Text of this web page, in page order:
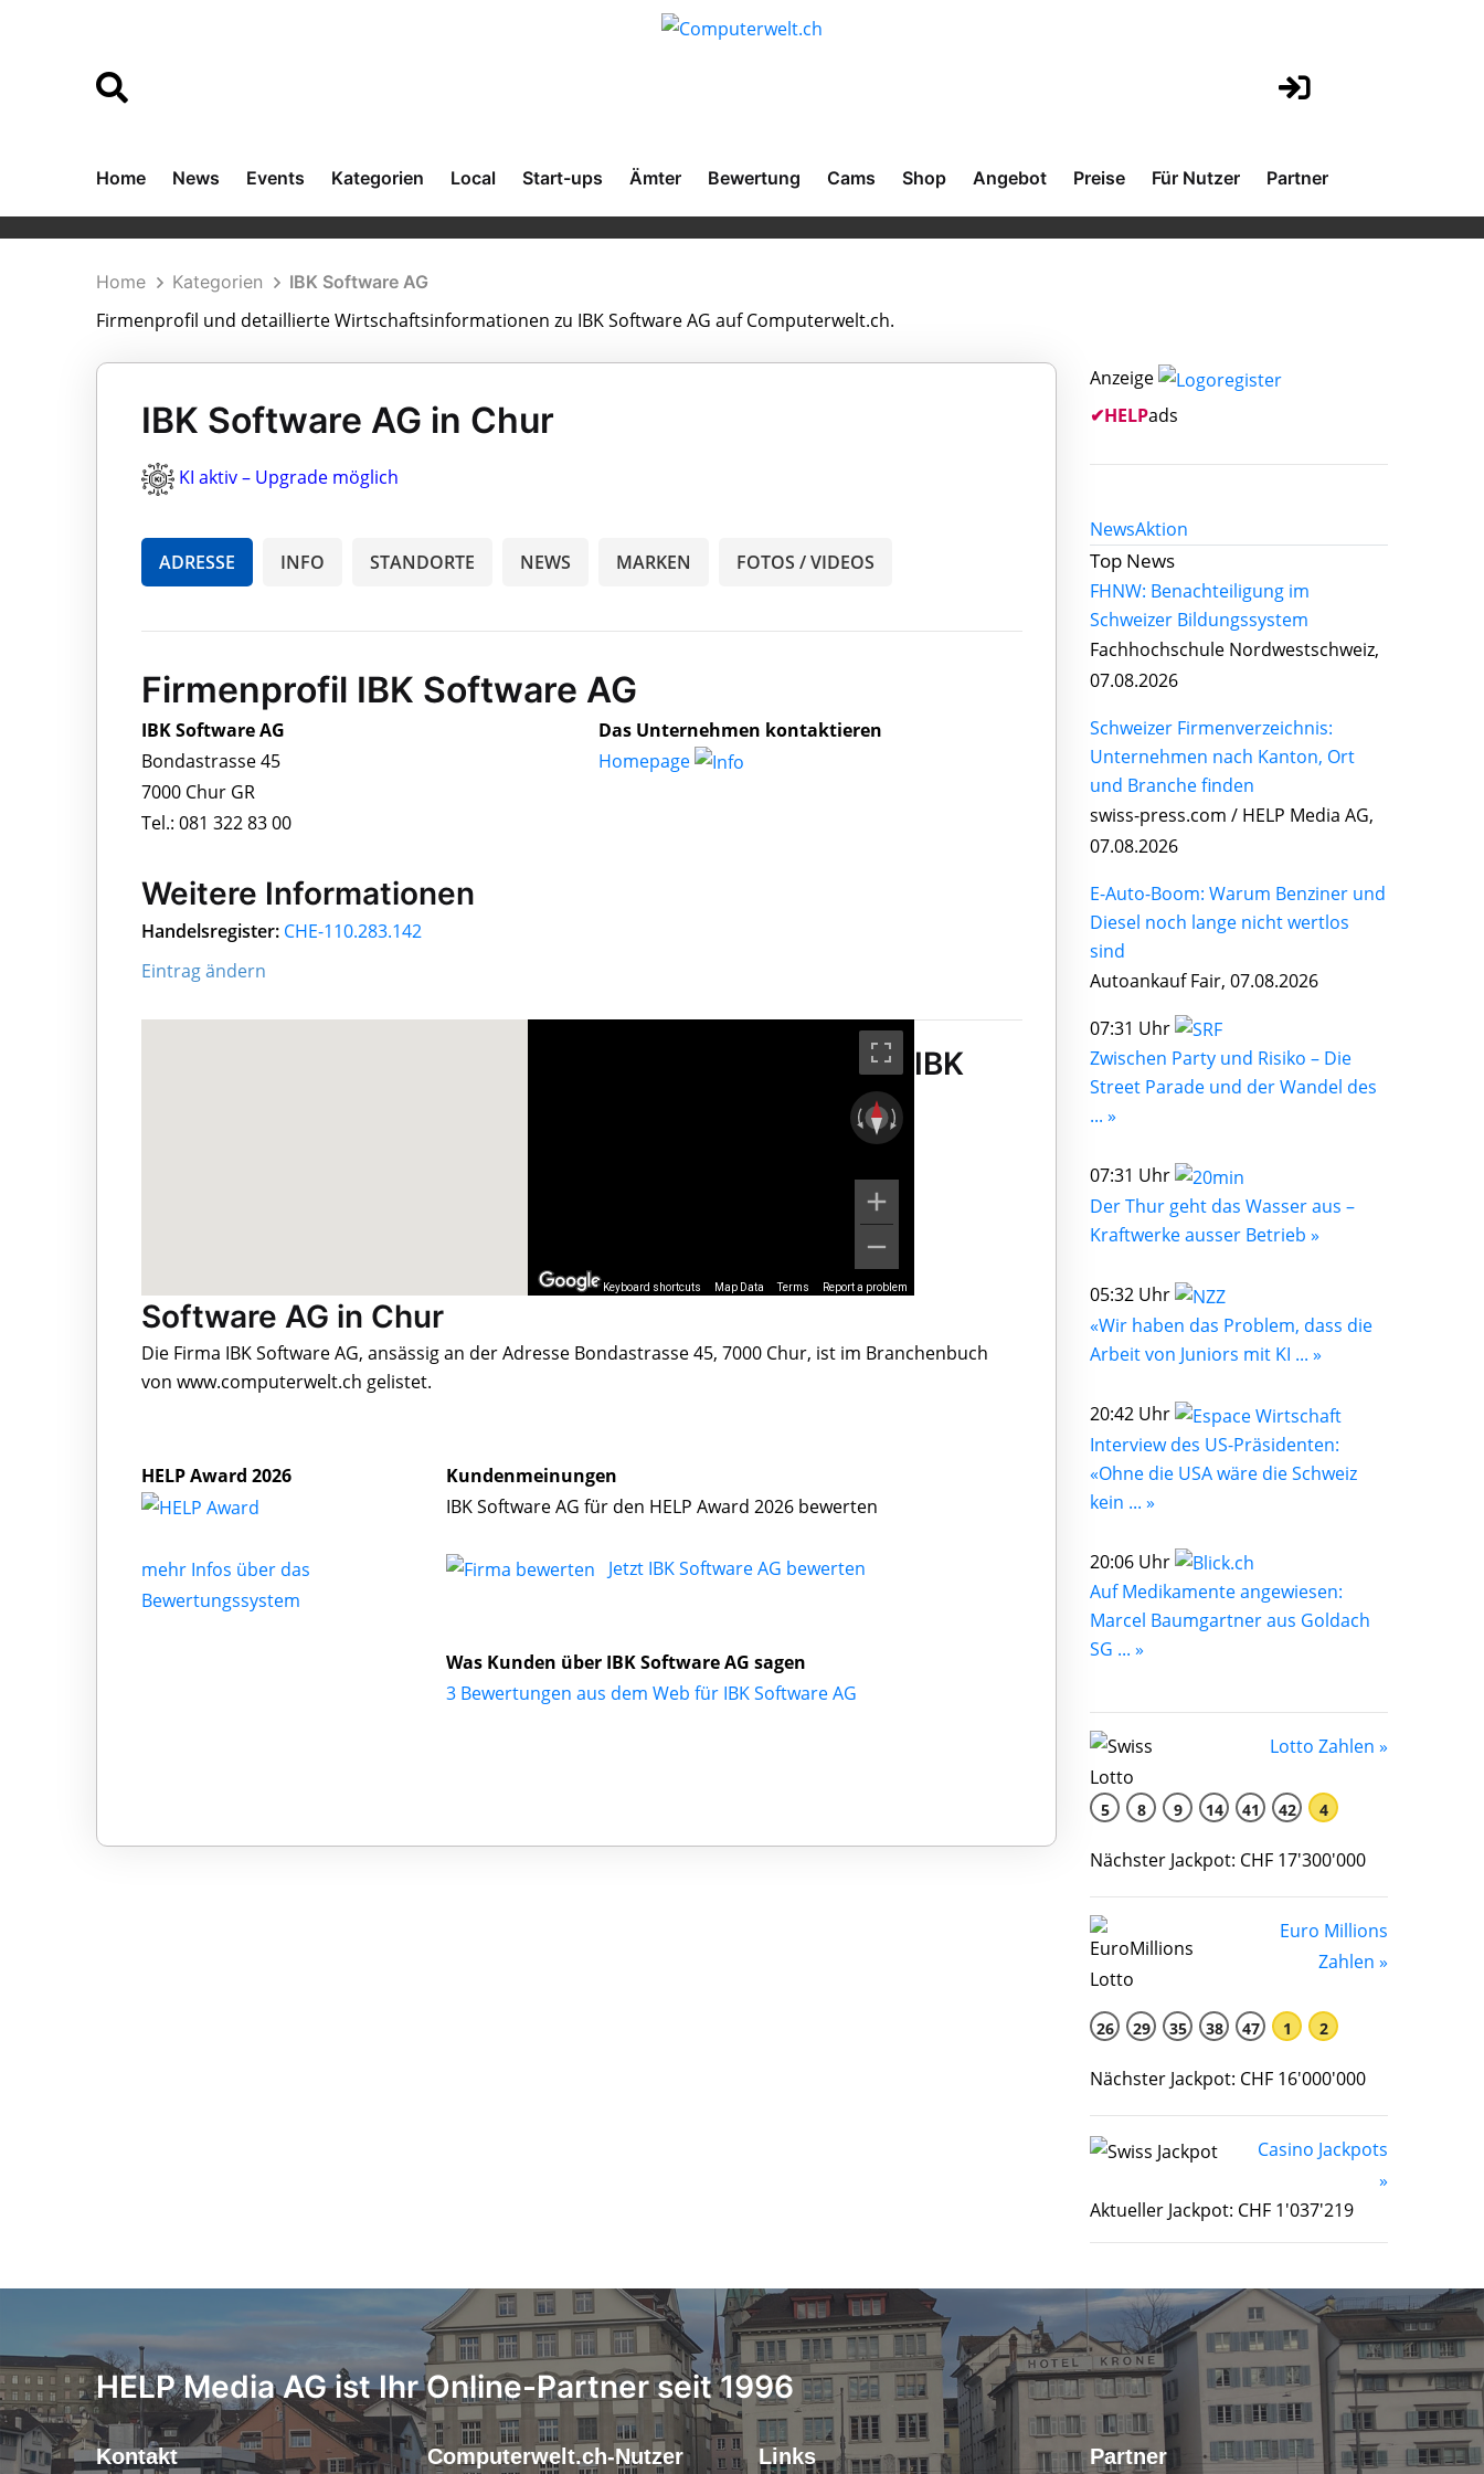
Home News Events Kategorien Local Start-ups Ämter Bewertung Cams Shop Angebot Preise Für Nutzer Partner
Home Kategorien IBK Software AG
Firmenprofil und detaillierte Wirtschaftsinformationen zu IBK Software AG auf Computerwelt.ch.
IBK Software AG in Chur
KI aktiv – Upgrade möglich
ADRESSE INFO STANDORTE NEWS MARKEN FOTOS / VIDEOS
Firmenprofil IBK Software AG
IBK Software AG
Bondastrasse 45
7000 Chur GR
Tel.: 081 322 83 00
Das Unternehmen kontaktieren
Homepage
Weitere Informationen
Handelsregister: CHE-110.283.142
Eintrag ändern
Keyboard shortcuts Map Data Terms Report a problem
IBK
Software AG in Chur
Die Firma IBK Software AG, ansässig an der Adresse Bondastrasse 45, 7000 Chur, ist im Branchenbuch
von www.computerwelt.ch gelistet.
HELP Award 2026
mehr Infos über das
Bewertungssystem
Kundenmeinungen
IBK Software AG für den HELP Award 2026 bewerten
Jetzt IBK Software AG bewerten
Was Kunden über IBK Software AG sagen
3 Bewertungen aus dem Web für IBK Software AG
Anzeige
✔HELPads
NewsAktion
Top News
FHNW: Benachteiligung im
Schweizer Bildungssystem
Fachhochschule Nordwestschweiz,
07.08.2026
Schweizer Firmenverzeichnis:
Unternehmen nach Kanton, Ort
und Branche finden
swiss-press.com / HELP Media AG,
07.08.2026
E-Auto-Boom: Warum Benziner und
Diesel noch lange nicht wertlos
sind
Autoankauf Fair, 07.08.2026
07:31 Uhr
Zwischen Party und Risiko – Die
Street Parade und der Wandel des
... »
07:31 Uhr
Der Thur geht das Wasser aus –
Kraftwerke ausser Betrieb »
05:32 Uhr
«Wir haben das Problem, dass die
Arbeit von Juniors mit KI ... »
20:42 Uhr
Interview des US-Präsidenten:
«Ohne die USA wäre die Schweiz
kein ... »
20:06 Uhr
Auf Medikamente angewiesen:
Marcel Baumgartner aus Goldach
SG ... »
Lotto Zahlen »
5 8 9 14 41 42 4
Nächster Jackpot: CHF 17'300'000
Euro Millions
Zahlen »
26 29 35 38 47 1 2
Nächster Jackpot: CHF 16'000'000
Casino Jackpots
»
Aktueller Jackpot: CHF 1'037'219
HELP Media AG ist Ihr Online-Partner seit 1996
Kontakt Computerwelt.ch-Nutzer Links Partner